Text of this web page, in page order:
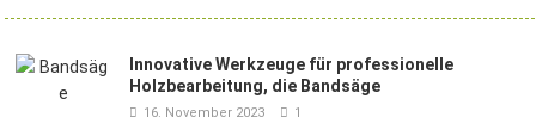
Innovative Werkzeuge für professionelle
Holzbearbeitung, die Bandsäge
16. November 2023 1